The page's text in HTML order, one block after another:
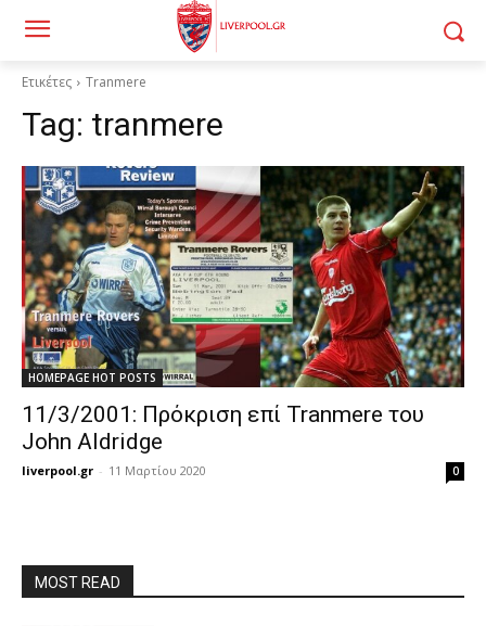
Ετικέτες Tranmere
Tag: tranmere
HOMEPAGE HOT POSTS
11/3/2001: Πρόκριση επί Tranmere του
John Aldridge
liverpool.gr - 11 Μαρτίου 2020 0
MOST READ